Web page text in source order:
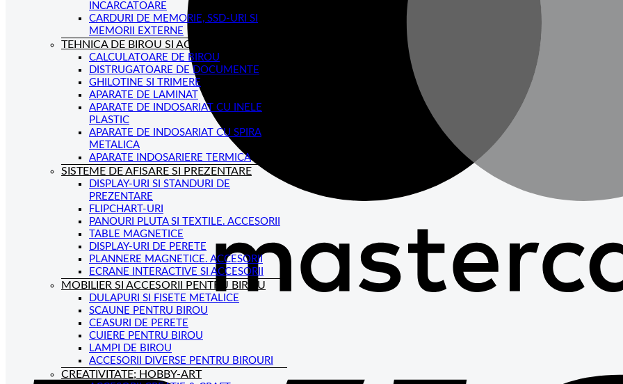
INCARCATOARE
CARDURI DE MEMORIE, SSD-URI SI
MEMORII EXTERNE
TEHNICA DE BIROU SI ACCESORII
CALCULATOARE DE BIROU
DISTRUGATOARE DE DOCUMENTE
GHILOTINE SI TRIMERE
APARATE DE LAMINAT
APARATE DE INDOSARIAT CU INELE
PLASTIC
APARATE DE INDOSARIAT CU SPIRA
METALICA
APARATE INDOSARIERE TERMICA
SISTEME DE AFISARE SI PREZENTARE
DISPLAY-URI SI STANDURI DE
PREZENTARE
FLIPCHART-URI
PANOURI PLUTA SI TEXTILE. ACCESORII
TABLE MAGNETICE
DISPLAY-URI DE PERETE
PLANNERE MAGNETICE. ACCESORII
ECRANE INTERACTIVE SI ACCESORII
MOBILIER SI ACCESORII PENTRU BIROU
DULAPURI SI FISETE METALICE
SCAUNE PENTRU BIROU
CEASURI DE PERETE
CUIERE PENTRU BIROU
LAMPI DE BIROU
ACCESORII DIVERSE PENTRU BIROURI
CREATIVITATE; HOBBY-ART